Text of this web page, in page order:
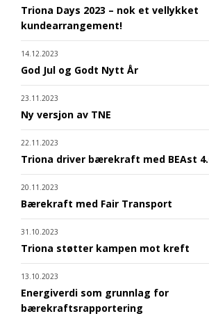
Triona Days 2023 – nok et vellykket
kundearrangement!
14.12.2023
God Jul og Godt Nytt År
23.11.2023
Ny versjon av TNE
22.11.2023
Triona driver bærekraft med BEAst
20.11.2023
Bærekraft med Fair Transport
31.10.2023
Triona støtter kampen mot kreft
13.10.2023
Energiverdi som grunnlag for
bærekraftsrapportering